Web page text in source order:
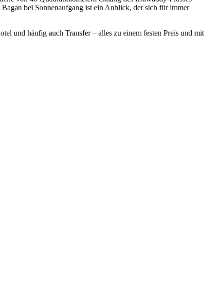
bei Sonnenaufgang ist ein Anblick, der sich für immer
und häufig auch Transfer – alles zu einem festen Preis und mit